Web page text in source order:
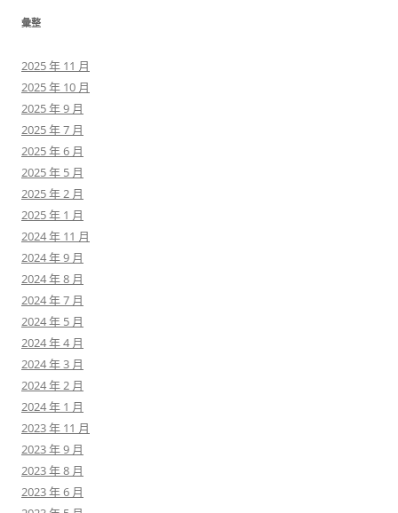
彙整
2025 年 11 月
2025 年 10 月
2025 年 9 月
2025 年 7 月
2025 年 6 月
2025 年 5 月
2025 年 2 月
2025 年 1 月
2024 年 11 月
2024 年 9 月
2024 年 8 月
2024 年 7 月
2024 年 5 月
2024 年 4 月
2024 年 3 月
2024 年 2 月
2024 年 1 月
2023 年 11 月
2023 年 9 月
2023 年 8 月
2023 年 6 月